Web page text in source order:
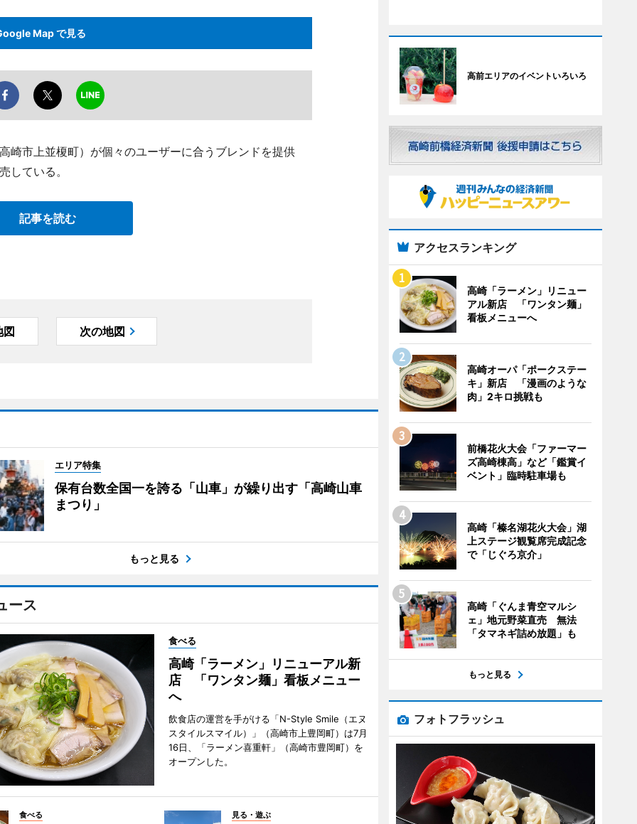
Map で見る
崎市上並榎町）が個々のユーザーに合うブレンドを提供
している。
記事を読む
図 次の地図
エリア特集
保有台数全国一を誇る「山車」が繰り出す「高崎山車
まつり」
もっと見る
ース
食べる
高崎「ラーメン」リニューアル新
店 「ワンタン麺」看板メニュー
へ
飲食店の運営を手がける「N-Style Smile（エヌ
スタイルスマイル）」（高崎市上豊岡町）は7月
16日、「ラーメン喜重軒」（高崎市豊岡町）を
オープンした。
食べる 見る・遊ぶ
高前エリアのイベントいろいろ
アクセスランキング
高崎「ラーメン」リニュー
アル新店 「ワンタン麺」
看板メニューへ
高崎オーパ「ポークステー
キ」新店 「漫画のような
肉」2キロ挑戦も
前橋花火大会「ファーマー
ズ高崎棟高」など「鑑賞イ
ベント」臨時駐車場も
高崎「榛名湖花火大会」湖
上ステージ観覧席完成記念
で「じぐろ京介」
高崎「ぐんま青空マルシ
ェ」地元野菜直売 無法
「タマネギ詰め放題」も
もっと見る
フォトフラッシュ